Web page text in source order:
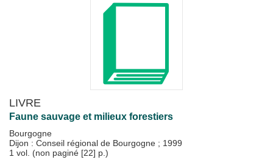
LIVRE
Faune sauvage et milieux forestiers
Bourgogne
Dijon : Conseil régional de Bourgogne ; 1999
1 vol. (non paginé [22] p.)